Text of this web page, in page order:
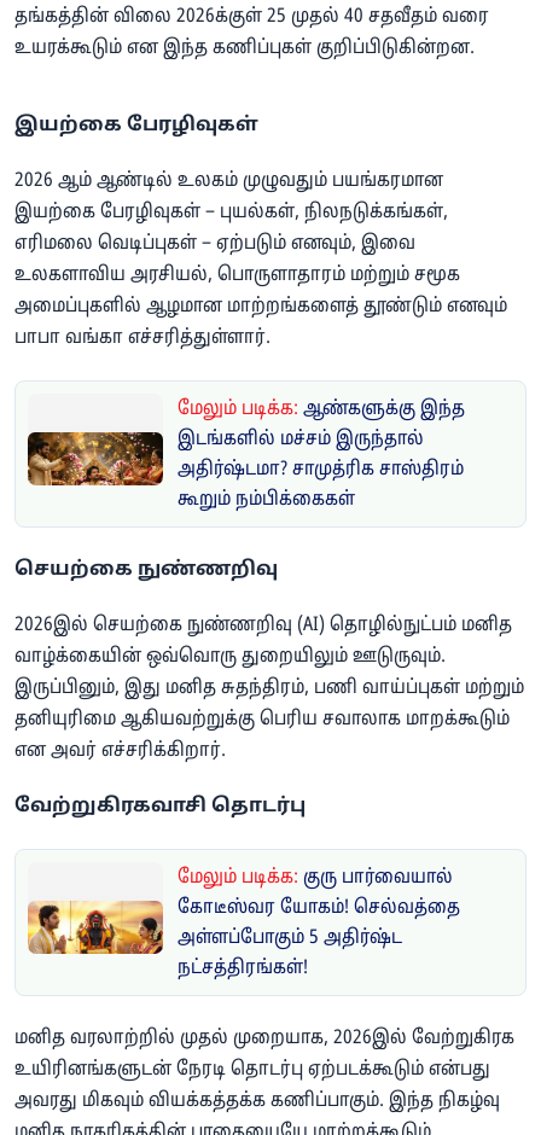
தங்கத்தின் விலை 2026க்குள் 25 முதல் 40 சதவீதம் வரை
உயரக்கூடும் என இந்த கணிப்புகள் குறிப்பிடுகின்றன.
இயற்கை பேரழிவுகள்
2026 ஆம் ஆண்டில் உலகம் முழுவதும் பயங்கரமான
இயற்கை பேரழிவுகள் – புயல்கள், நிலநடுக்கங்கள்,
எரிமலை வெடிப்புகள் – ஏற்படும் எனவும், இவை
உலகளாவிய அரசியல், பொருளாதாரம் மற்றும் சமூக
அமைப்புகளில் ஆழமான மாற்றங்களைத் தூண்டும் எனவும்
பாபா வங்கா எச்சரித்துள்ளார்.
மேலும் படிக்க: ஆண்களுக்கு இந்த
இடங்களில் மச்சம் இருந்தால்
அதிர்ஷ்டமா? சாமுத்ரிக சாஸ்திரம்
கூறும் நம்பிக்கைகள்
செயற்கை நுண்ணறிவு
2026இல் செயற்கை நுண்ணறிவு (AI) தொழில்நுட்பம் மனித
வாழ்க்கையின் ஒவ்வொரு துறையிலும் ஊடுருவும்.
இருப்பினும், இது மனித சுதந்திரம், பணி வாய்ப்புகள் மற்றும்
தனியுரிமை ஆகியவற்றுக்கு பெரிய சவாலாக மாறக்கூடும்
என அவர் எச்சரிக்கிறார்.
வேற்றுகிரகவாசி தொடர்பு
மேலும் படிக்க: குரு பார்வையால்
கோடீஸ்வர யோகம்! செல்வத்தை
அள்ளப்போகும் 5 அதிர்ஷ்ட
நட்சத்திரங்கள்!
மனித வரலாற்றில் முதல் முறையாக, 2026இல் வேற்றுகிரக
உயிரினங்களுடன் நேரடி தொடர்பு ஏற்படக்கூடும் என்பது
அவரது மிகவும் வியக்கத்தக்க கணிப்பாகும். இந்த நிகழ்வு